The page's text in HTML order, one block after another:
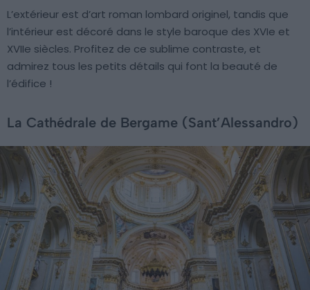
L’extérieur est d’art roman lombard originel, tandis que
l’intérieur est décoré dans le style baroque des XVIe et
XVIIe siècles. Profitez de ce sublime contraste, et
admirez tous les petits détails qui font la beauté de
l’édifice !
La Cathédrale de Bergame (Sant’Alessandro)